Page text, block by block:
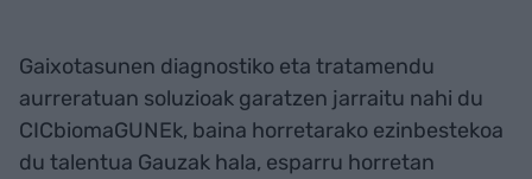
Gaixotasunen diagnostiko eta tratamendu
aurreratuan soluzioak garatzen jarraitu nahi du
CICbiomaGUNEk, baina horretarako ezinbestekoa
du talentua Gauzak hala, esparru horretan